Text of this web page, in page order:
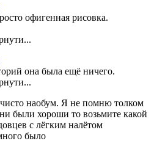
офигенная рисовка.
она была ещё ничего.
наобум. Я не помню толком
были хороши то возьмите какой
с лёгким налётом
было